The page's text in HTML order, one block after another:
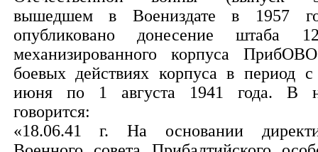
вышедшем в Воениздате в 1957
опубликовано донесение штаба
механизированного корпуса
боевых действиях корпуса в период
июня по 1 августа 1941 года. В
говорится:
«18.06.41 г. На основании